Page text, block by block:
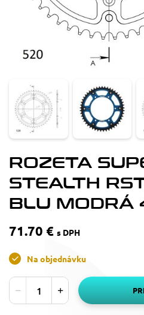
ROZETA
STEALTH
BLU MODRÁ
71.70 € s DPH
Na objednávku